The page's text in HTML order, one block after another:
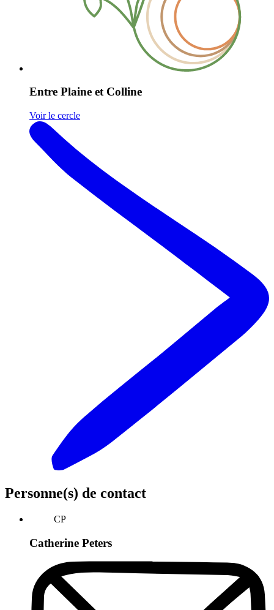
Entre Plaine et Colline
Voir le cercle
Personne(s) de contact
CP
Catherine Peters